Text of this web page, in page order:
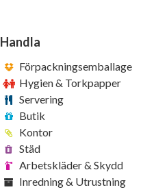
Handla
Förpackningsemballage
Hygien & Torkpapper
Servering
Butik
Kontor
Städ
Arbetskläder & Skydd
Inredning & Utrustning